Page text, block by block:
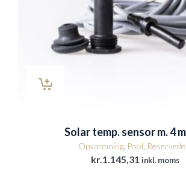
Solar temp. sensor m. 4
Opvarmning Pool
kr. 1.145,31 inkl. moms